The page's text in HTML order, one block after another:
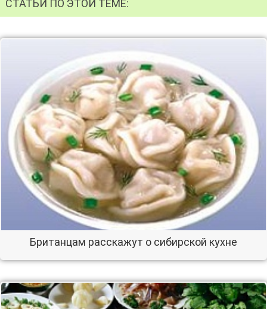
СТАТЬИ ПО ЭТОЙ ТЕМЕ:
Британцам расскажут о сибирской кухне